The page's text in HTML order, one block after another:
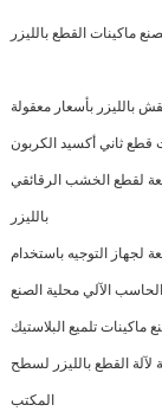
بالليزر بأسعار معقولة
قطع ثاني أكسيد الكربون
لقطع الخشب الرقائقي
بالليزر
لجهاز التوجيه باستخدام
الحاسب الآلي محلية الصنع
ماكينات تلميع البلاستيك
لآلة القطع بالليزر لسطح
المكتب